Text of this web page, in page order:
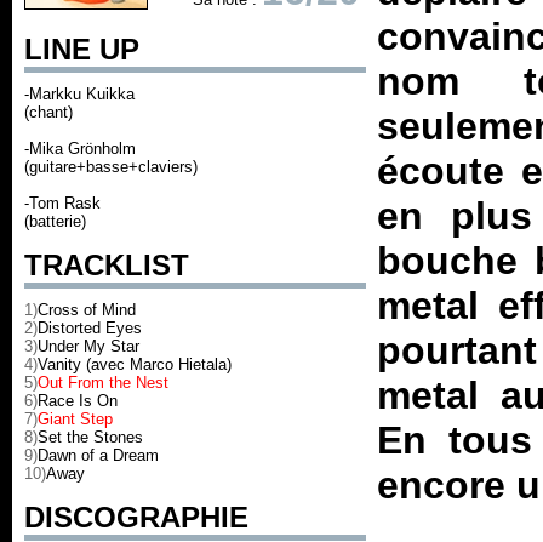
LINE UP
-Markku Kuikka
(chant)
-Mika Grönholm
(guitare+basse+claviers)
-Tom Rask
(batterie)
TRACKLIST
1)Cross of Mind
2)Distorted Eyes
3)Under My Star
4)Vanity (avec Marco Hietala)
5)Out From the Nest
6)Race Is On
7)Giant Step
8)Set the Stones
9)Dawn of a Dream
10)Away
DISCOGRAPHIE
nom
écoute
en
bouche
metal
metal
En
encore